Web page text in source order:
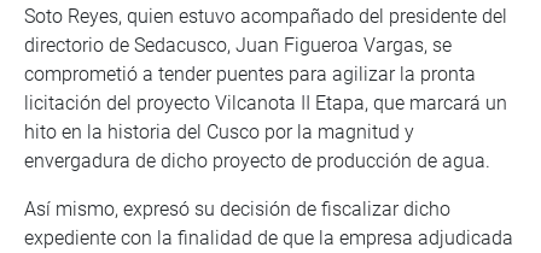
Soto Reyes, quien estuvo acompañado del presidente del
directorio de Sedacusco, Juan Figueroa Vargas, se
comprometió a tender puentes para agilizar la pronta
licitación del proyecto Vilcanota II Etapa, que marcará un
hito en la historia del Cusco por la magnitud y
envergadura de dicho proyecto de producción de agua.
Así mismo, expresó su decisión de fiscalizar dicho
expediente con la finalidad de que la empresa adjudicada